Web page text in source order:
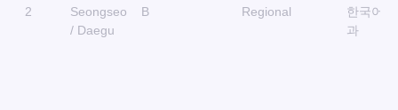
2
Seongseo
/ Daegu
B Regional
한국어
과